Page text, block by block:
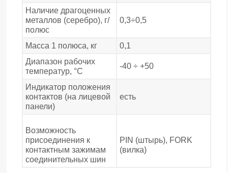
Наличие драгоценных
металлов (серебро), г/
полюс
0,3÷0,5
Масса 1 полюса, кг
0,1
Диапазон рабочих
температур, °С
-40 ÷ +50
Индикатор положения
контактов (на лицевой
панели)
есть
Возможность
присоединения к
контактным зажимам
соединительных шин
PIN (штырь), FORK
(вилка)